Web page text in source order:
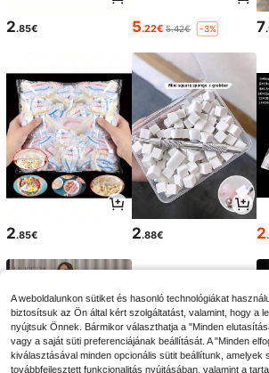
2.85€ 5.22€ 5.42€ -3% 7
2.85€ 2.88€ 2
A weboldalunkon sütiket és hasonló technológiákat
biztosítsuk az Ön által kért szolgáltatást, valamint, hogy a
nyújtsuk Önnek. Bármikor választhatja a "Minden
vagy a saját süti preferenciájának beállítását. A "Minden
kiválasztásával minden opcionális sütit beállítunk, amelyek
továbbfejlesztett funkcionalitás nyújtásában, valamint a